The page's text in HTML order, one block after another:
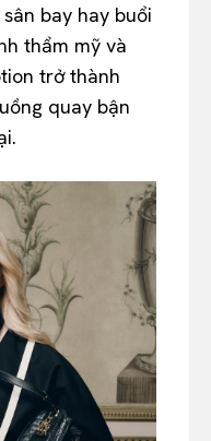
bay hay buổi
thẩm mỹ và
trở thành
quay bận